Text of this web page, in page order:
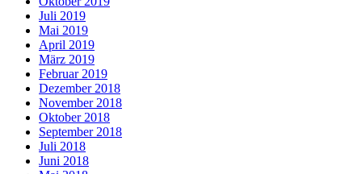
Juli 2019
Mai 2019
April 2019
März 2019
Februar 2019
Dezember 2018
November 2018
Oktober 2018
September 2018
Juli 2018
Juni 2018